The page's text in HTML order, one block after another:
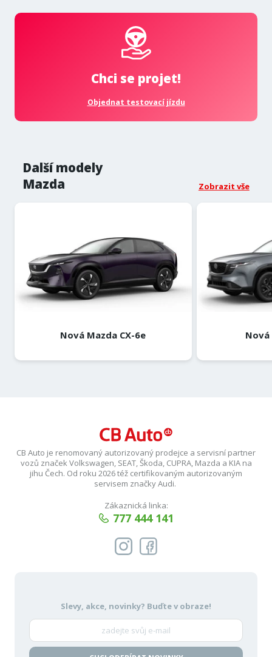
Chci se projet!
Objednat testovací jízdu
Další modely
Mazda
Zobrazit vše
Nová Mazda CX-6e Nová
CB Auto je renomovaný autorizovaný prodejce a servisní partner
vozů značek Volkswagen, SEAT, Škoda, CUPRA, Mazda a KIA na
jihu Čech. Od roku 2026 též certifikovaným autorizovaným
servisem značky Audi.
Zákaznická linka:
777 444 141
Slevy, akce, novinky? Buďte v obraze!